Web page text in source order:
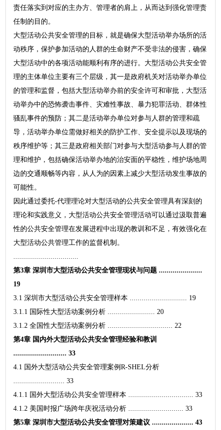
责任落实到对应的主办方、管理者的肩上，从而达到强化管理责
任制的目的。
大型活动公共安全管理的目标，就是确保大型活动举办场所的活
动秩序，保护参加活动的人群的生命财产不受非法的侵害，确保
大型活动中的各项活动能顺利有序的进行。大型活动公共安全管
理的主体单位主要有三个层级，其一是政府机关对活动举办单位
的管理和监督，包括大型活动举办前的安全许可和审批，大型活
动举办中的恐怖袭击事件、灾难性事故、暴力犯罪活动、群体性
骚乱事件的预防；其二是活动举办单位对参与人群的管理和疏
导，活动举办单位需做好相关的防护工作、安全提示以及现场的
秩序维护等；其三是政府相关部门对参与大型活动参与人群的管
理和维护，包括确保活动举办地的治安面的平稳性，维护场地周
边的交通顺畅等内容，从人为的因素上减少大型活动发生事故的
可能性。
因此通过委托-代理理论对大型活动的公共安全管理具有深刻的
理论和实践意义，大型活动公共安全管理活动可以通过汲取普遍
性的公共安全管理在发展进程中出现的教训和不足，有效强化在
大型活动公共管理工作的监督机制。
第3章 深圳市大型活动公共安全管理现状与问题 ......................
19
3.1 深圳市大型活动公共安全管理样本 ............................. 19
3.1.1 国际性大型活动案例分析 ........................ 20
3.1.2 全国性大型活动案例分析 ................................. 22
第4章 国内外大型活动公共安全管理经验和教训
........................... 33
4.1 国外大型活动公共安全管理案例R-SHEL分析
.......................... 33
4.1.1 国外大型活动公共安全管理样本 ................................. 33
4.1.2 美国时报广场跨年庆祝活动分析 ............................ 33
第5章 深圳市大型活动公共安全管理对策建议 ..................... 43